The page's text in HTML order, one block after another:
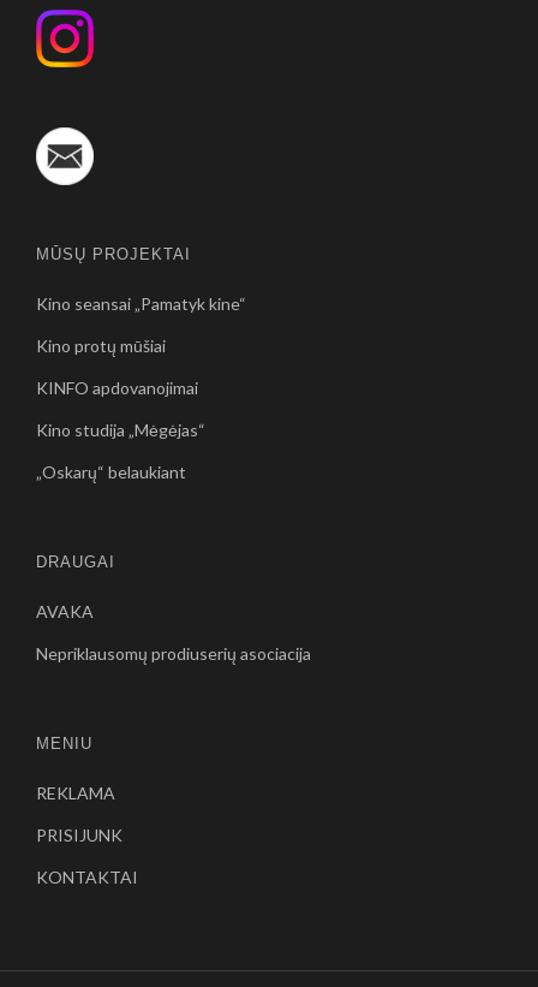
MŪSŲ PROJEKTAI
Kino seansai „Pamatyk kine“
Kino protų mūšiai
KINFO apdovanojimai
Kino studija „Mėgėjas“
„Oskarų“ belaukiant
DRAUGAI
AVAKA
Nepriklausomų prodiuserių asociacija
MENIU
REKLAMA
PRISIJUNK
KONTAKTAI